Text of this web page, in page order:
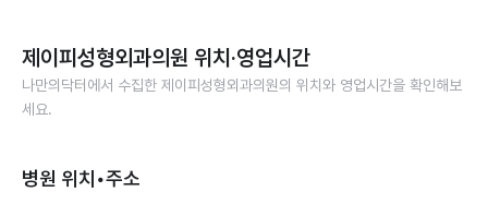
제이피성형외과의원 위치·영업시간
나만의닥터에서 수집한 제이피성형외과의원의 위치와 영업시간을 확인해보
세요.
병원 위치•주소